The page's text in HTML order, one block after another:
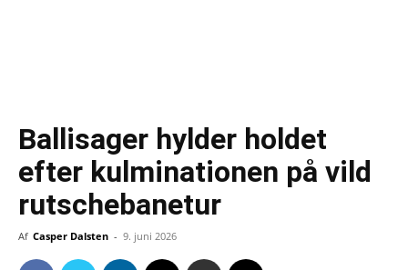
Ballisager hylder holdet
efter kulminationen på vild
rutschebanetur
Af Casper Dalsten - 9. juni 2026